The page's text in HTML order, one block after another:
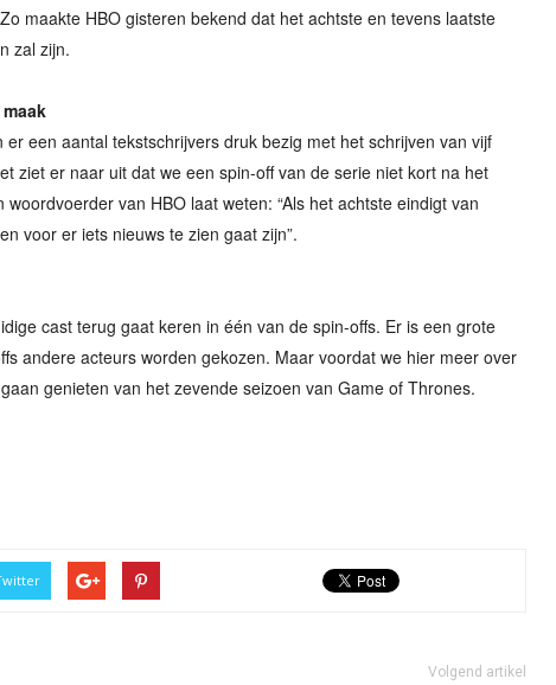
maakte HBO gisteren bekend dat het achtste en tevens laatste
zal zijn.
een aantal tekstschrijvers druk bezig met het schrijven van vijf
ziet er naar uit dat we een spin-off van de serie niet kort na het
van HBO laat weten: “Als het achtste eindigt van
voor er iets nieuws te zien gaat zijn”.
cast terug gaat keren in één van de spin-offs. Er is een grote
andere acteurs worden gekozen. Maar voordat we hier meer over
genieten van het zevende seizoen van Game of Thrones.
Volgend artikel